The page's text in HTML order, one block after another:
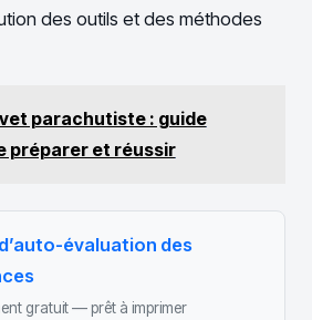
des outils et des méthodes
parachutiste : guide
préparer et réussir
évaluation des
gratuit — prêt à imprimer